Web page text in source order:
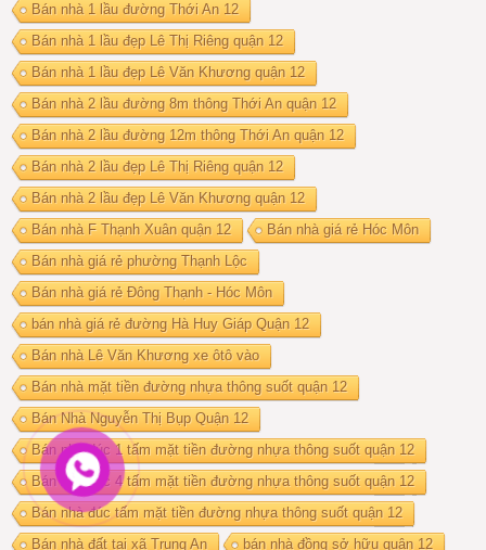
Bán nhà 1 lầu đường Thới An 12
Bán nhà 1 lầu đẹp Lê Thị Riêng quận 12
Bán nhà 1 lầu đẹp Lê Văn Khương quận 12
Bán nhà 2 lầu đường 8m thông Thới An quận 12
Bán nhà 2 lầu đường 12m thông Thới An quận 12
Bán nhà 2 lầu đẹp Lê Thị Riêng quận 12
Bán nhà 2 lầu đẹp Lê Văn Khương quận 12
Bán nhà F Thạnh Xuân quận 12
Bán nhà giá rẻ Hóc Môn
Bán nhà giá rẻ phường Thạnh Lộc
Bán nhà giá rẻ Đông Thạnh - Hóc Môn
bán nhà giá rẻ đường Hà Huy Giáp Quận 12
Bán nhà Lê Văn Khương xe ôtô vào
Bán nhà mặt tiền đường nhựa thông suốt quận 12
Bán Nhà Nguyễn Thị Bụp Quận 12
Bán nhà đúc 1 tấm mặt tiền đường nhựa thông suốt quận 12
Bán nhà đúc 4 tấm mặt tiền đường nhựa thông suốt quận 12
Bán nhà đúc tấm mặt tiền đường nhựa thông suốt quận 12
Bán nhà đất tại xã Trung An
bán nhà đồng sở hữu quận 12